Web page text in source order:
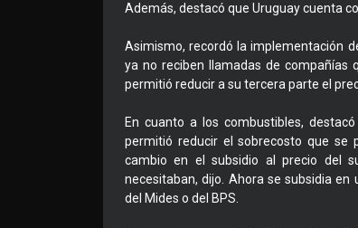
Además, destacó que Uruguay cuenta
Asimismo, recordó la implementación
ya no reciben llamadas de compañías
permitió reducir a su tercera parte el
En cuanto a los combustibles,
permitió reducir el sobrecosto que se
cambio en el subsidio al precio del
necesitaban, dijo. Ahora se subsidia en
del Mides o del BPS.